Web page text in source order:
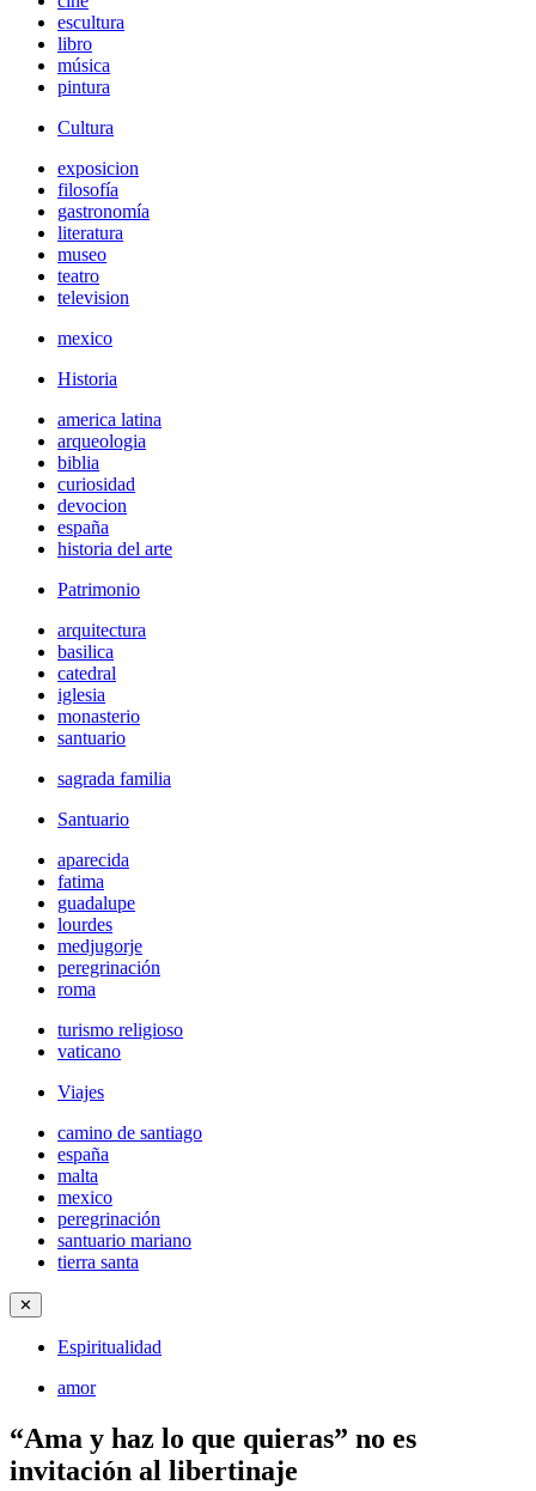
escultura
libro
música
pintura
Cultura
exposicion
filosofía
gastronomía
literatura
museo
teatro
television
mexico
Historia
america latina
arqueologia
biblia
curiosidad
devocion
españa
historia del arte
Patrimonio
arquitectura
basilica
catedral
iglesia
monasterio
santuario
sagrada familia
Santuario
aparecida
fatima
guadalupe
lourdes
medjugorje
peregrinación
roma
turismo religioso
vaticano
Viajes
camino de santiago
españa
malta
mexico
peregrinación
santuario mariano
tierra santa
✕
Espiritualidad
amor
“Ama y haz lo que quieras” no es
invitación al libertinaje